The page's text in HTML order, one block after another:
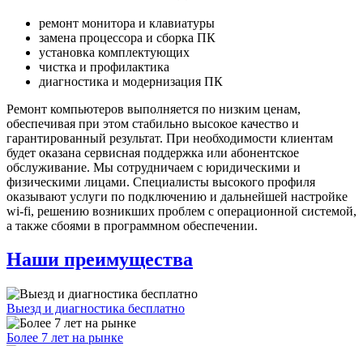
ремонт монитора и клавиатуры
замена процессора и сборка ПК
установка комплектующих
чистка и профилактика
диагностика и модернизация ПК
Ремонт компьютеров выполняется по низким ценам,
обеспечивая при этом стабильно высокое качество и
гарантированный результат. При необходимости клиентам
будет оказана сервисная поддержка или абонентское
обслуживание. Мы сотрудничаем с юридическими и
физическими лицами. Специалисты высокого профиля
оказывают услуги по подключению и дальнейшей настройке
wi-fi, решению возникших проблем с операционной системой,
а также сбоями в программном обеспечении.
Наши преимущества
Выезд и диагностика бесплатно
Более 7 лет на рынке